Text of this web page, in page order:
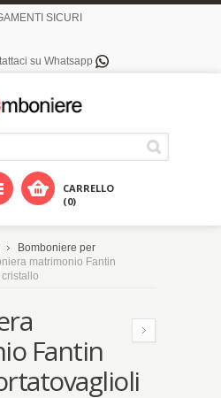
SICURI
su Whatsapp
CARRELLO
(0)
Bomboniere per
matrimonio Fantin
Fantin